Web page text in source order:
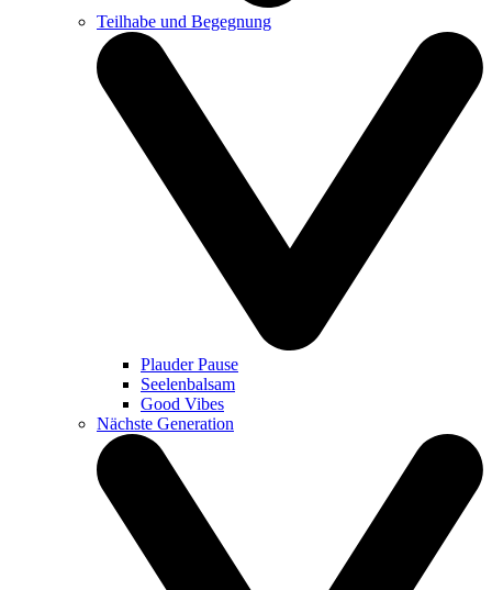
Teilhabe und Begegnung
Plauder Pause
Seelenbalsam
Good Vibes
Nächste Generation